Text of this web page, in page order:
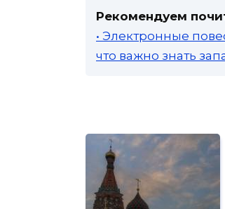
Рекомендуем
• Электронные
что важно знать